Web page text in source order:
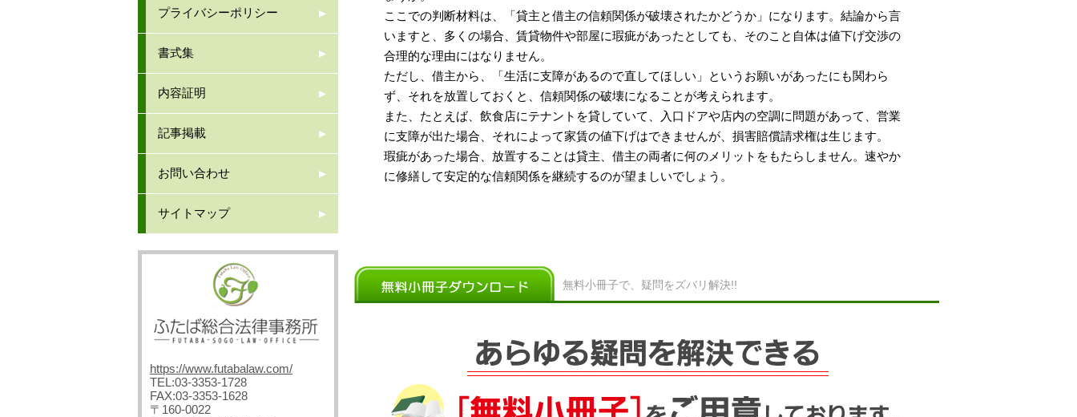
ここでの判断材料は、「貸主と借主の信頼関係が破壊されたかどうか」になります。結論から言
いますと、多くの場合、賃貸物件や部屋に瑕疵があったとしても、そのこと自体は値下げ交渉の
合理的な理由にはなりません。
ただし、借主から、「生活に支障があるので直してほしい」というお願いがあったにも関わら
ず、それを放置しておくと、信頼関係の破壊になることが考えられます。
また、たとえば、飲食店にテナントを貸していて、入口ドアや店内の空調に問題があって、営業
に支障が出た場合、それによって家賃の値下げはできませんが、損害賠償請求権は生じます。
瑕疵があった場合、放置することは貸主、借主の両者に何のメリットをもたらしません。速やか
に修繕して安定的な信頼関係を継続するのが望ましいでしょう。
無料小冊子で、疑問をズバリ解決!!
プライバシーポリシー
書式集
内容証明
記事掲載
お問い合わせ
サイトマップ
https://www.futabalaw.com/
TEL:03-3353-1728
FAX:03-3353-1628
〒160-0022